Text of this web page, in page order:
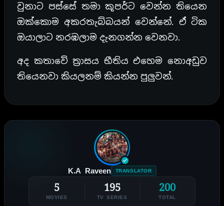
වුනාට පස්සේ තමා කූපර්ට වෙන්න තියෙන
ඔක්කොම අකරතැබ්බයන් වෙන්නේ. ඒ ටික
ඔයාලාට නරඹලාම දැනගන්න වෙනවා.
අද කතාවේ ත්‍රාසය භීතිය එහෙම නොඅඩුව
තියෙනවා කියලනම් කියන්න පුලුවන්.
K.A Raveen TRANSLATOR
5
MOVIES
195
TV SERIES
200
TOTAL